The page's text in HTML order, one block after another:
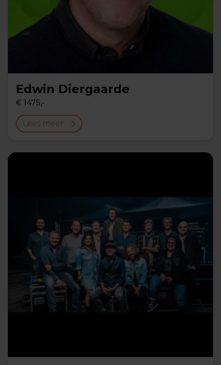
Edwin Diergaarde
€ 1475,-
Lees meer